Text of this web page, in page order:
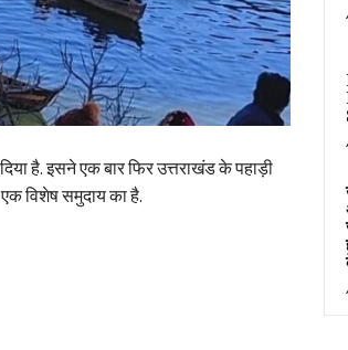
है. इसने एक बार फिर उत्तराखंड के पहाड़ी
विशेष समुदाय का है.